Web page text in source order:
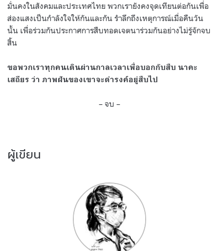
มั่นคงในสังคมและประเทศไทย พวกเรายังคงจุดเทียนต่อกันเพื่อ
ส่องแสงเป็นกำลังใจให้กันและกัน รำลึกถึงเหตุการณ์เมื่อคืนวัน
นั้น เพื่อร่วมกันประกาศการสืบทอดเจตนาร่วมกันอย่างไม่รู้จักจบ
สิ้น
ขอพวกเราทุกคนเดินผ่านกาลเวลาเพื่อบอกกับสืบ นาคะ
เสถียร ว่า ภาพฝันของเขาจะดำรงค์อยู่สืบไป
– จบ –
ผู้เขียน